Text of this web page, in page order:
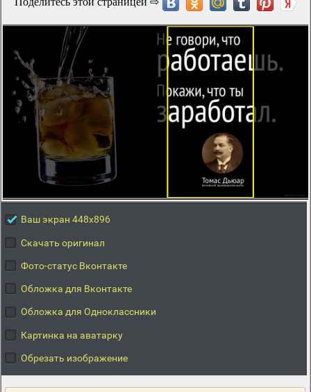
Ваш экран 448x896
Скачать оригинал
Фото-статус Вконтакте
Обложка для Вконтакте
Обложка для Одноклассники
Картинка на аватарку
Обрезать изображение